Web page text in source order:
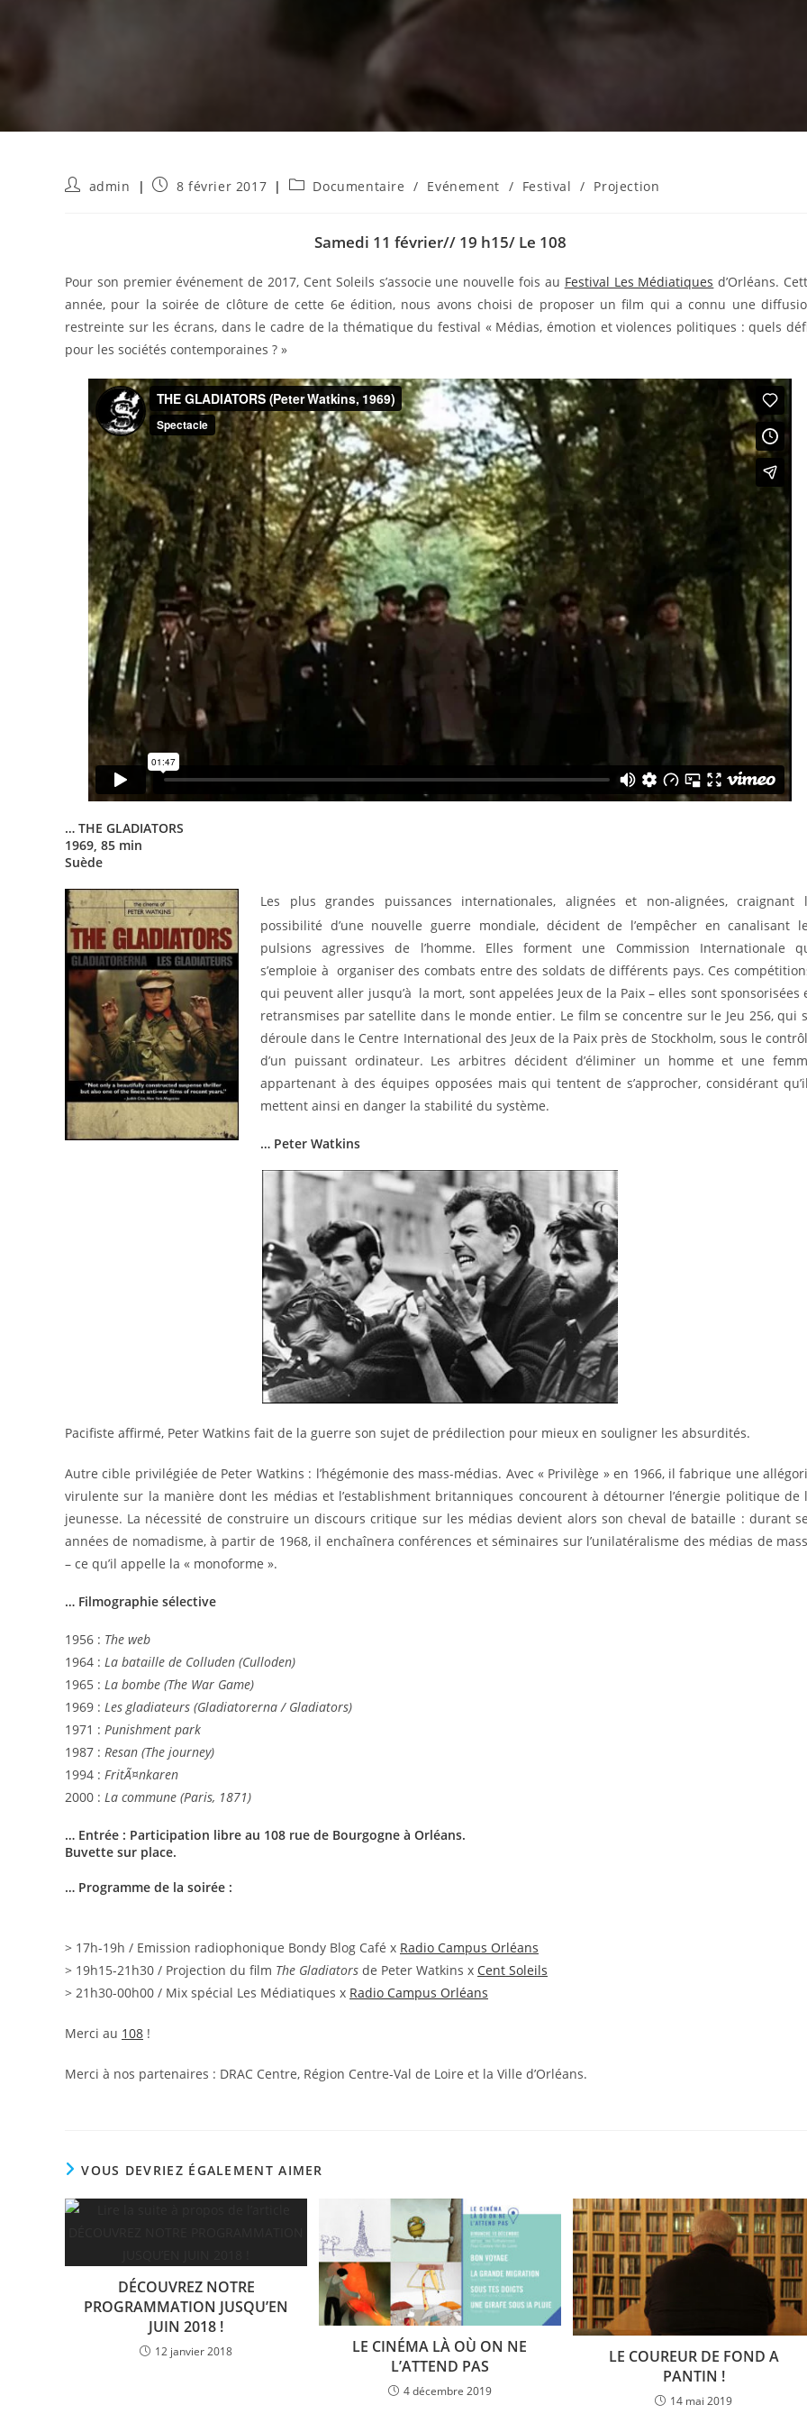
Auteur/autrice
admin
Publication
8 février 2017
PostDocumentaire / Evénement / Festival / Projection
Samedi 11 février// 19 h15/ Le 108
Pour son premier événement de 2017, Cent Soleils s’associe une nouvelle fois au Festival Les Médiatiques d’Orléans.
année, pour la soirée de clôture de cette 6e édition, nous avons choisi de proposer un film qui a connu une
restreinte sur les écrans, dans le cadre de la thématique du festival « Médias, émotion et violences politiques : quels
pour les sociétés contemporaines ? »
… THE GLADIATORS
1969, 85 min
Suède
Les plus grandes puissances internationales, alignées et non-alignées, craignant
possibilité d’une nouvelle guerre mondiale, décident de l’empêcher en canalisant
pulsions agressives de l’homme. Elles forment une Commission Internationale
s’emploie à organiser des combats entre des soldats de différents pays. Ces
qui peuvent aller jusqu’à la mort, sont appelées Jeux de la Paix – elles sont sponsorisées
retransmises par satellite dans le monde entier. Le film se concentre sur le Jeu 256, qui
déroule dans le Centre International des Jeux de la Paix près de Stockholm, sous le
d’un puissant ordinateur. Les arbitres décident d’éliminer un homme et une
appartenant à des équipes opposées mais qui tentent de s’approcher, considérant
mettent ainsi en danger la stabilité du système.
… Peter Watkins
Pacifiste affirmé, Peter Watkins fait de la guerre son sujet de prédilection pour mieux en souligner les absurdités.
Autre cible privilégiée de Peter Watkins : l’hégémonie des mass-médias. Avec « Privilège » en 1966, il fabrique une
virulente sur la manière dont les médias et l’establishment britanniques concourent à détourner l’énergie politique de
jeunesse. La nécessité de construire un discours critique sur les médias devient alors son cheval de bataille : durant
années de nomadisme, à partir de 1968, il enchaînera conférences et séminaires sur l’unilatéralisme des médias de
– ce qu’il appelle la « monoforme ».
… Filmographie sélective
1956 : The web
1964 : La bataille de Colluden (Culloden)
1965 : La bombe (The War Game)
1969 : Les gladiateurs (Gladiatorerna / Gladiators)
1971 : Punishment park
1987 : Resan (The journey)
1994 : FritÃ¤nkaren
2000 : La commune (Paris, 1871)
… Entrée : Participation libre au 108 rue de Bourgogne à Orléans.
Buvette sur place.
… Programme de la soirée :
> 17h-19h / Emission radiophonique Bondy Blog Café x Radio Campus Orléans
> 19h15-21h30 / Projection du film The Gladiators de Peter Watkins x Cent Soleils
> 21h30-00h00 / Mix spécial Les Médiatiques x Radio Campus Orléans
Merci au 108 !
Merci à nos partenaires : DRAC Centre, Région Centre-Val de Loire et la Ville d’Orléans.
VOUS DEVRIEZ ÉGALEMENT AIMER
DÉCOUVREZ NOTRE
PROGRAMMATION JUSQU’EN
JUIN 2018 !
12 janvier 2018
LE CINÉMA LÀ OÙ ON NE
L’ATTEND PAS
4 décembre 2019
LE COUREUR DE FOND A
PANTIN !
14 mai 2019